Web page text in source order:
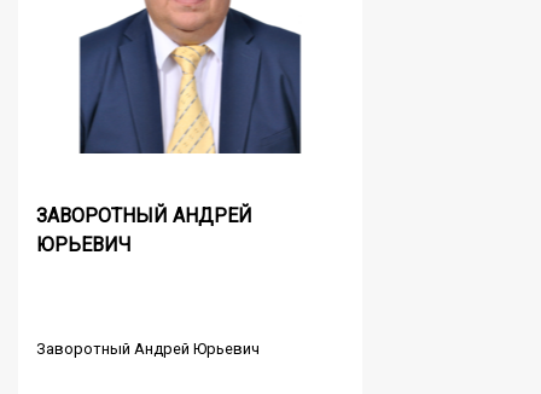
ЗАВОРОТНЫЙ АНДРЕЙ
ЮРЬЕВИЧ
Заворотный Андрей Юрьевич